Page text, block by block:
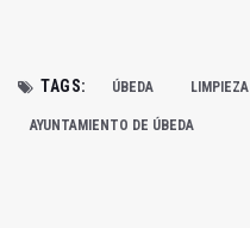
TAGS: ÚBEDA LIMPIEZA
AYUNTAMIENTO DE ÚBEDA